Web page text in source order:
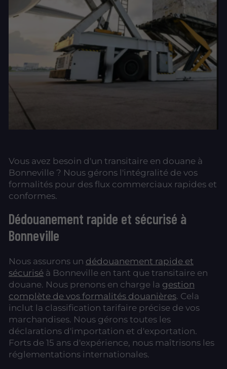
Vous avez besoin d'un transitaire en douane à
Bonneville ? Nous gérons l'intégralité de vos
formalités pour des flux commerciaux rapides et
conformes.
Dédouanement rapide et sécurisé à
Bonneville
Nous assurons un dédouanement rapide et
sécurisé à Bonneville en tant que transitaire en
douane. Nous prenons en charge la gestion
complète de vos formalités douanières. Cela
inclut la classification tarifaire précise de vos
marchandises. Nous gérons toutes les
déclarations d'importation et d'exportation.
Forts de 15 ans d'expérience, nous maîtrisons les
réglementations internationales.